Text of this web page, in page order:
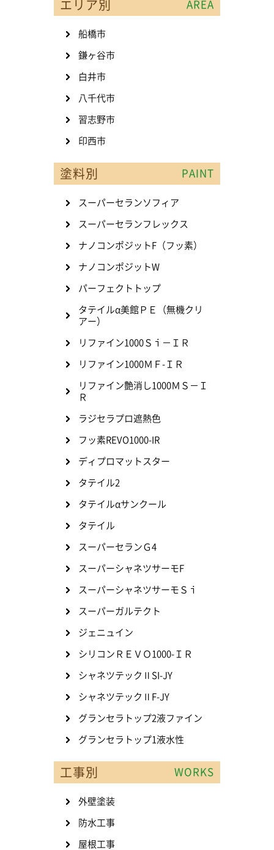
エリア別 AREA
船橋市
鎌ヶ谷市
白井市
八千代市
習志野市
印西市
塗料別 PAINT
スーパーセランソフィア
スーパーセランフレックス
ナノコンポジットF（フッ素）
ナノコンポジットW
パーフェクトトップ
タテイルα美館ＰＥ（無機クリ
アー）
リファイン1000Ｓｉ－ＩＲ
リファイン1000ＭＦ-ＩＲ
リファイン艶消し1000ＭＳ－Ｉ
Ｒ
ラジセラプロ遮熱色
フッ素REVO1000-IR
ディプロマットスター
タテイル2
タテイルαサンクール
タテイル
スーパーセランＧ4
スーパーシャネツサーモF
スーパーシャネツサーモＳｉ
スーパーガルテクト
ジェニュイン
シリコンＲＥＶＯ1000-ＩＲ
シャネツテックⅡSI-JY
シャネツテックⅡF-JY
グランセラトップ2液ファイン
グランセラトップ1液水性
工事別 WORKS
外壁塗装
防水工事
屋根工事